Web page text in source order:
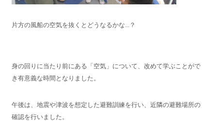
片方の風船の空気を抜くとどうなるかな...？
身の回りに当たり前にある「空気」について、改めて学ぶことがで
き有意義な時間となりました。
午後は、地震や津波を想定した避難訓練を行い、近隣の避難場所の
確認を行いました。